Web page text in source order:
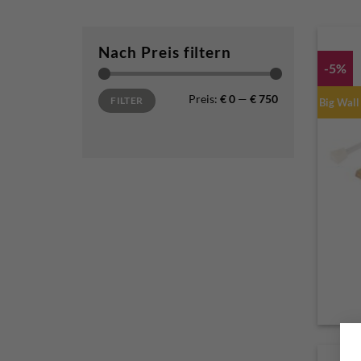
Nach Preis filtern
Min. Preis
Max. Preis
FILTER Preis: € 0— € 750
-5%
Big